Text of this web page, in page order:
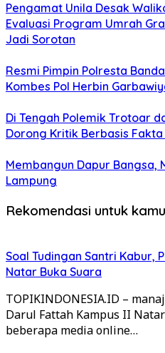
Pengamat Unila Desak
Evaluasi Program Umrah
Jadi Sorotan
Resmi Pimpin Polresta
Kombes Pol Herbin
Di Tengah Polemik Trotoar
Dorong Kritik Berbasis Fakta
Membangun Dapur Bangsa,
Lampung
Rekomendasi untuk kamu
Soal Tudingan Santri Kabur,
Natar Buka Suara
TOPIKINDONESIA.ID –
Darul Fattah Kampus II
beberapa media online…